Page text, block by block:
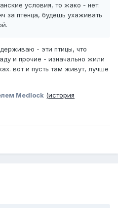
условия, то жако - нет.
за птенца, будешь ухаживать
- эти птицы, что
и прочие - изначально жили
вот и пусть там живут, лучше
Medlock (история